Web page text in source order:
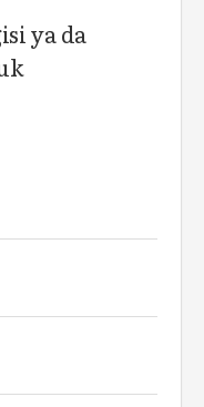
ya da